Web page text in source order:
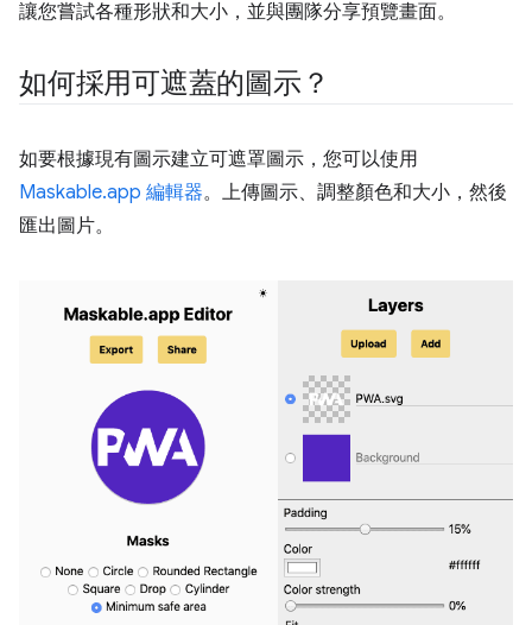
讓您嘗試各種形狀和大小，並與團隊分享預覽畫面。
如何採用可遮蓋的圖示？
如要根據現有圖示建立可遮罩圖示，您可以使用
Maskable.app 編輯器。上傳圖示、調整顏色和大小，然後
匯出圖片。